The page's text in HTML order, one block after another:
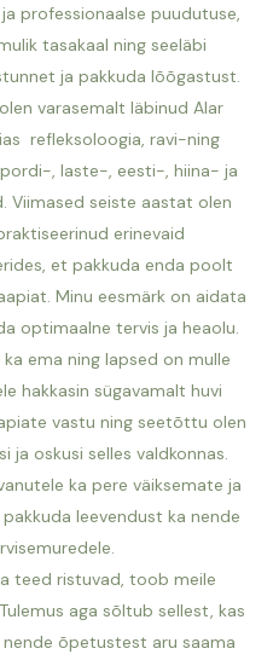
professionaalse puudutuse,
tasakaal ning seeläbi
ja pakkuda lõõgastust.
varasemalt läbinud Alar
refleksoloogia, ravi-ning
, laste-, eesti-, hiina- ja
Viimased seiste aastat olen
erinevaid
et pakkuda enda poolt
Minu eesmärk on aidata
optimaalne tervis ja heaolu.
ema ning lapsed on mulle
hakkasin sügavamalt huvi
vastu ning seetõttu olen
oskusi selles valdkonnas.
ka pere väiksemate ja
leevendust ka nende
teed ristuvad, toob meile
aga sõltub sellest, kas
õpetustest aru saama